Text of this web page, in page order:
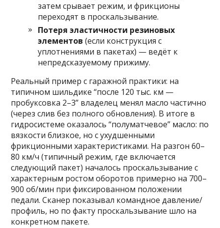
затем срывает режим, и фрикционы
переходят в проскальзывание.
Потеря эластичности резиновых
элементов (если конструкция с
уплотнениями в пакетах) — ведёт к
непредсказуемому прижиму.
Реальный пример с гаражной практики: на
типичном шильдике “после 120 тыс. км —
пробуксовка 2–3” владелец менял масло частично
(через слив без полного обновления). В итоге в
гидросистеме оказалось “полуматчевое” масло: по
вязкости близкое, но с ухудшенными
фрикционными характеристиками. На разгон 60–
80 км/ч (типичный режим, где включается
следующий пакет) началось проскальзывание с
характерным ростом оборотов примерно на 700–
900 об/мин при фиксированном положении
педали. Сканер показывал командное давление/
профиль, но по факту проскальзывание шло на
конкретном пакете.